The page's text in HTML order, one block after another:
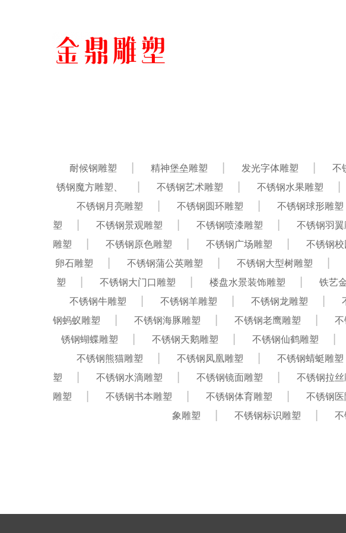
耐候钢雕塑 精神堡垒雕塑 发光字体雕塑 不
锈钢魔方雕塑、
不锈钢艺术雕塑 不锈钢水果雕塑
不锈钢月亮雕塑
不锈钢圆环雕塑 不锈钢球形雕塑
塑
不锈钢景观雕塑 不锈钢喷漆雕塑 不锈钢羽翼
雕塑
不锈钢原色雕塑 不锈钢广场雕塑 不锈钢
卵石雕塑
不锈钢蒲公英雕塑 不锈钢大型树雕塑
塑
不锈钢大门口雕塑 楼盘水景装饰雕塑 铁艺
不锈钢牛雕塑
不锈钢羊雕塑 不锈钢龙雕塑
钢蚂蚁雕塑
不锈钢海豚雕塑 不锈钢老鹰雕塑 不
锈钢蝴蝶雕塑
不锈钢天鹅雕塑 不锈钢仙鹤雕塑
不锈钢熊猫雕塑
不锈钢凤凰雕塑 不锈钢蜻蜓雕塑
塑
不锈钢水滴雕塑 不锈钢镜面雕塑 不锈钢拉丝
雕塑
不锈钢书本雕塑 不锈钢体育雕塑 不锈钢
象雕塑
不锈钢标识雕塑 不